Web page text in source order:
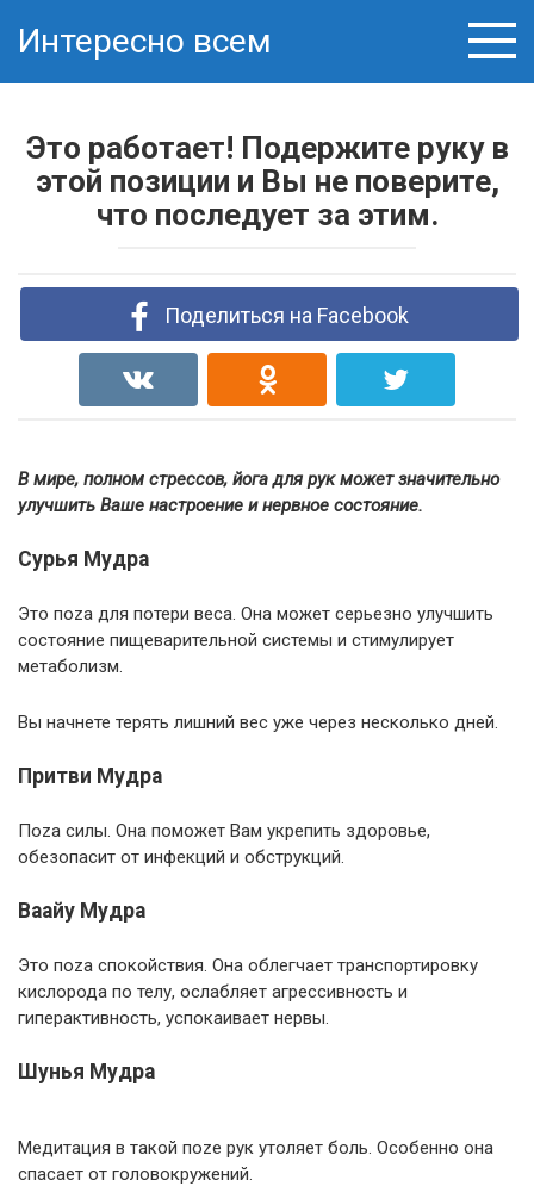
Интересно всем
Это работает! Подержите руку в
этой позиции и Вы не поверите,
что последует за этим.
Поделиться на Facebook
В мире, полном стрессов, йога для рук может значительно
улучшить Ваше настроение и нервное состояние.
Сурья Мудра
Это поzа для потери веса. Она может серьезно улучшить
состояние пищеварительной системы и стимулирует
метаболизм.
Вы начнете терять лишний вес уже через несколько дней.
Притви Мудра
Поzа силы. Она поможет Вам укрепить здоровье,
обезопасит от инфекций и обструкций.
Ваайу Мудра
Это поzа спокойствия. Она облегчает транспортировку
кислорода по телу, ослабляет агрессивность и
гиперактивность, успокаивает нервы.
Шунья Мудра
Медитация в такой поzе рук утоляет боль. Особенно она
спасает от головокружений.